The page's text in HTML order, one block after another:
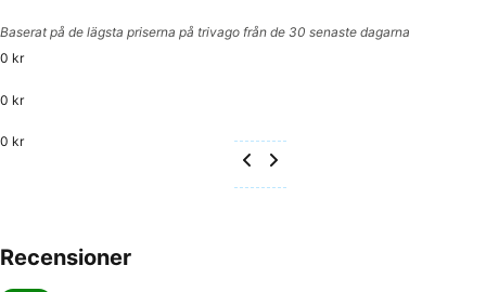
Baserat på de lägsta priserna på trivago från de 30 senaste dagarna
0 kr
0 kr
0 kr
Recensioner